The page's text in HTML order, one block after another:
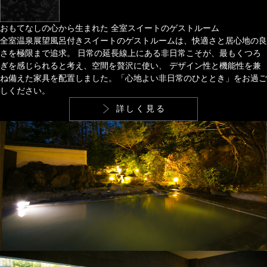
おもてなしの心から生まれた 全室スイートのゲストルーム
全室温泉展望風呂付きスイートのゲストルームは、快適さと居心地の良
さを極限まで追求。
日常の延長線上にある非日常こそが、最もくつろ
ぎを感じられると考え、空間を贅沢に使い、
デザイン性と機能性を兼
ね備えた家具を配置しました。「心地よい非日常のひととき」をお過ご
しください。
詳しく見る